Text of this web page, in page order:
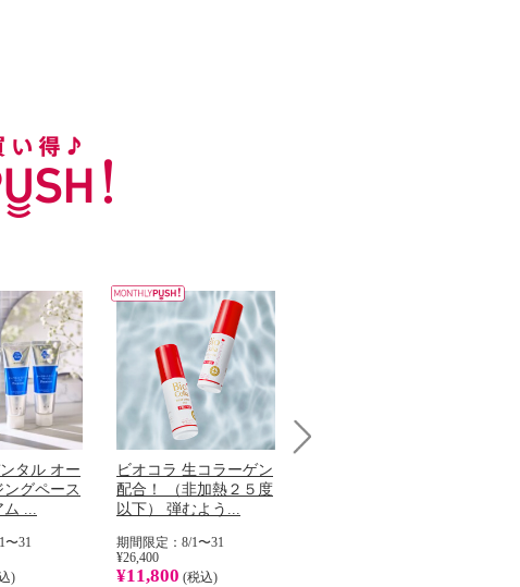
タル オー
グペース
ム ...
〜31
)
ビオコラ 生コラーゲン
配合！ （非加熱２５度
以下） 弾むよう...
期間限定：8/1〜31
¥26,400
¥11,800 (税込)